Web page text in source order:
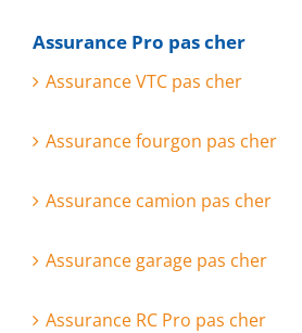
Assurance Pro pas cher
Assurance VTC pas cher
Assurance fourgon pas cher
Assurance camion pas cher
Assurance garage pas cher
Assurance RC Pro pas cher